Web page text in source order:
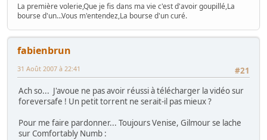
La première volerie,Que je fis dans ma vie c'est d'avoir goupillé,La
bourse d'un...Vous m'entendez,La bourse d'un curé.
fabienbrun
#21
31 Août 2007 à 22:41
Ach so... J'avoue ne pas avoir réussi à télécharger la vidéo sur
foreversafe ! Un petit torrent ne serait-il pas mieux ?
Pour me faire pardonner... Toujours Venise, Gilmour se lache
sur Comfortably Numb :